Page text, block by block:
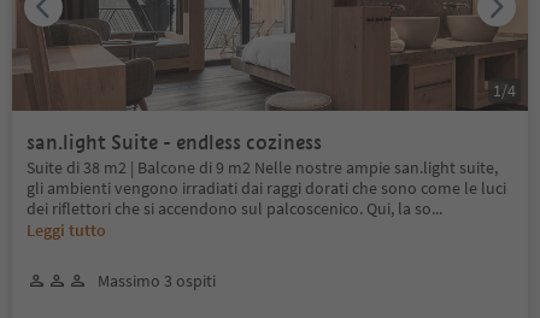
san.light Suite - endless coziness
Suite di 38 m2 | Balcone di 9 m2 Nelle nostre ampie san.light suite,
gli ambienti vengono irradiati dai raggi dorati che sono come le luci
dei riflettori che si accendono sul palcoscenico. Qui, la so...
Leggi tutto
Massimo 3 ospiti
1/4